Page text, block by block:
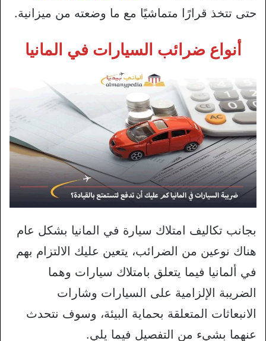
حتى تتخذ قرارًا متماشيًا مع ما وضعته من ميزانية.
أنواع ضرائب السيارات في المانيا
بجانب تكاليف امتلاك سيارة في المانيا بشكل عام
هناك نوعين من الضرائب، يتعين عليك الالتزام بهم
في ألمانيا فيما يتعلق بامتلاك سيارات وهما
الضريبة الإلزامية على السيارات وشارات
الانبعاثات المتعلقة بحماية البيئة، وسوف نتحدث
عنهما بشيء من التفصيل فيما يلي.